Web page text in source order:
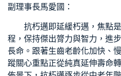
副理事長馬愛國：
抗朽邁即延緩朽邁，焦點
程，保持傑出膂力與智力，進
長命。跟著生齒老齡化加快、
蹤關心重點正從純真延伸壽命